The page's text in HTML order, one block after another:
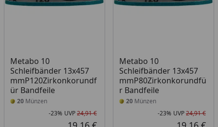
Metabo 10
Schleifbänder 13x457
mmP120Zirkonkorundf
ür Bandfeile
20 Münzen
Rabatt in Prozent
-23%
Ursprünglicher Preis
UVP24,91 €
Metabo 10
Schleifbänder 13x457
mmP80Zirkonkorundfü
r Bandfeile
20Münzen
-23% UVP24,91 €